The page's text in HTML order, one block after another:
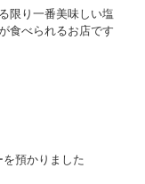
限り一番美味しい塩
食べられるお店です
預かりました